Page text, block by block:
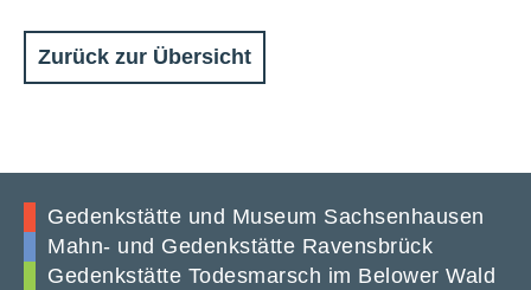
Zurück zur Übersicht
Gedenkstätte und Museum Sachsenhausen
Mahn- und Gedenkstätte Ravensbrück
Gedenkstätte Todesmarsch im Belower Wald